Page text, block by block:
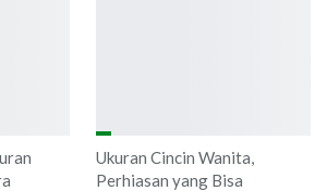
Ukuran Cincin Wanita,
Perhiasan yang Bisa